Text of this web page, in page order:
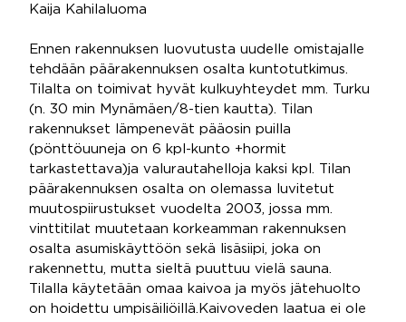
Kaija Kahilaluoma
Ennen rakennuksen luovutusta uudelle omistajalle
tehdään päärakennuksen osalta kuntotutkimus.
Tilalta on toimivat hyvät kulkuyhteydet mm. Turku
(n. 30 min Mynämäen/8-tien kautta). Tilan
rakennukset lämpenevät pääosin puilla
(pönttöuuneja on 6 kpl-kunto +hormit
tarkastettava)ja valurautahelloja kaksi kpl. Tilan
päärakennuksen osalta on olemassa luvitetut
muutospiirustukset vuodelta 2003, jossa mm.
vinttitilat muutetaan korkeamman rakennuksen
osalta asumiskäyttöön sekä lisäsiipi, joka on
rakennettu, mutta sieltä puuttuu vielä sauna.
Tilalla käytetään omaa kaivoa ja myös jätehuolto
on hoidettu umpisäiliöillä.Kaivoveden laatua ei ole